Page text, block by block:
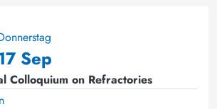
Sep
Colloquium on Refractories